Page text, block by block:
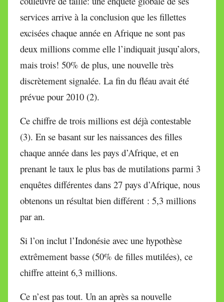
services arrive à la conclusion que les fillettes
excisées chaque année en Afrique ne sont pas
deux millions comme elle l’indiquait jusqu’alors,
mais trois! 50% de plus, une nouvelle très
discrètement signalée. La fin du fléau avait été
prévue pour 2010 (2).
Ce chiffre de trois millions est déjà contestable
(3). En se basant sur les naissances des filles
chaque année dans les pays d’Afrique, et en
prenant le taux le plus bas de mutilations parmi 3
enquêtes différentes dans 27 pays d’Afrique, nous
obtenons un résultat bien différent : 5,3 millions
par an.
Si l’on inclut l’Indonésie avec une hypothèse
extrêmement basse (50% de filles mutilées), ce
chiffre atteint 6,3 millions.
Ce n’est pas tout. Un an après sa nouvelle